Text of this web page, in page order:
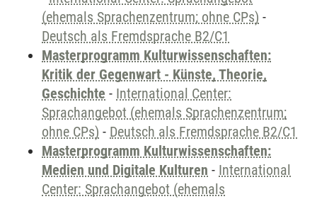
(ehemals Sprachenzentrum; ohne CPs) -
Deutsch als Fremdsprache B2/C1
Masterprogramm Kulturwissenschaften:
Kritik der Gegenwart - Künste, Theorie,
Geschichte - International Center:
Sprachangebot (ehemals Sprachenzentrum;
ohne CPs) - Deutsch als Fremdsprache B2/C1
Masterprogramm Kulturwissenschaften:
Medien und Digitale Kulturen - International
Center: Sprachangebot (ehemals